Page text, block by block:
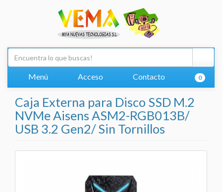
Menú Acceso Contacto 0
Caja Externa para Disco SSD M.2
NVMe Aisens ASM2-RGB013B/
USB 3.2 Gen2/ Sin Tornillos